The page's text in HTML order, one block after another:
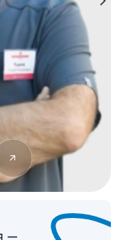
↗